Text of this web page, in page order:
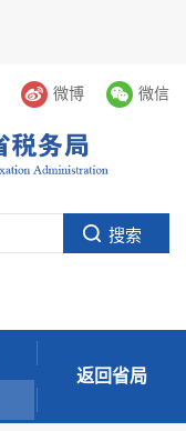
微博 微信
返回省局